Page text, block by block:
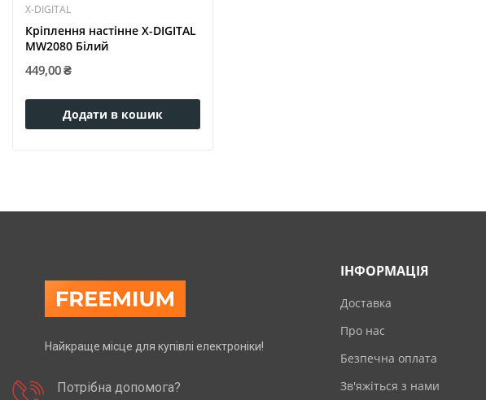
X-DIGITAL
Крiплення настiнне X-DIGITAL
MW2080 Бiлий
449,00 ₴
Додати в кошик
Найкраще місце для купівлі електроніки!
Потрібна допомога?
ІНФОРМАЦІЯ
Доставка
Про нас
Безпечна оплата
Зв'яжіться з нами